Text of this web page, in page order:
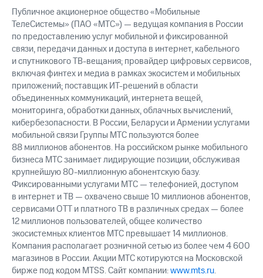
погашении
именных
облигаций
Другое
Регистратор
Реквизиты
Контакты
развитие
деловая этика
На главную
Публичное акционерное общество «Мобильные
ТелеСистемы» (ПАО «МТС») — ведущая компания в России
по предоставлению услуг мобильной и фиксированной
связи, передачи данных и доступа в интернет, кабельного
и спутникового ТВ-вещания; провайдер цифровых сервисов,
включая финтех и медиа в рамках экосистем и мобильных
приложений; поставщик ИТ-решений в области
объединенных коммуникаций, интернета вещей,
мониторинга, обработки данных, облачных вычислений,
кибербезопасности. В России, Беларуси и Армении услугами
мобильной связи Группы МТС пользуются более
88 миллионов абонентов. На российском рынке мобильного
бизнеса МТС занимает лидирующие позиции, обслуживая
крупнейшую 80-миллионную абонентскую базу.
Фиксированными услугами МТС — телефонией, доступом
в интернет и ТВ — охвачено свыше 10 миллионов абонентов,
сервисами OTT и платного ТВ в различных средах — более
12 миллионов пользователей, общее количество
экосистемных клиентов МТС превышает 14 миллионов.
Компания располагает розничной сетью из более чем 4 600
магазинов в России. Акции МТС котируются на Московской
бирже под кодом MTSS. Сайт компании:www.mts.ru.